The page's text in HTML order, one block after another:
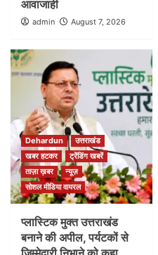
आवाजाही
admin August 7, 2026
Dehardun
उत्तराखंड
खबर हटकर
ट्रेंडिंग खबरें
ताज़ा ख़बर
न्यूज़
सोशल मीडिया वायरल
प्लास्टिक मुक्त उत्तराखंड
बनाने की अपील, पर्यटकों से